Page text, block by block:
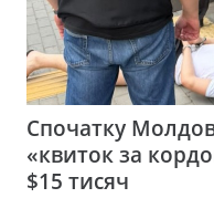
Спочатку
«квиток за
$15 тисяч